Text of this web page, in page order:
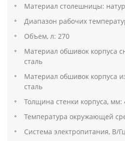
Материал столешницы:
Диапазон рабочих
Объем, л: 270
Материал обшивок корпуса
сталь
Материал обшивок корпуса
сталь
Толщина стенки корпуса, мм:
Температура окружающей
Система электропитания, В/